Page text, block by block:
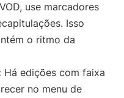
use marcadores
Isso
o ritmo da
Há edições com faixa
no menu de